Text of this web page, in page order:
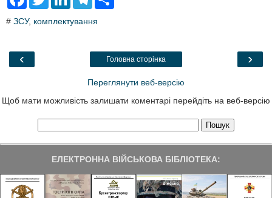
e
o
t
k
e
a
# ЗСУ, комплектування
‹ ›
Головна сторінка
Переглянути веб-версію
Щоб мати можливість залишати коментарі перейдіть на веб-версію
ЕЛЕКТРОННА ВІЙСЬКОВА БІБЛІОТЕКА: